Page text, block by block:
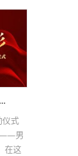
式
——男
在这